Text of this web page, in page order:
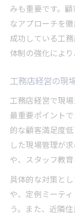
みも重要です。
なアプローチを
成功している工
体制の強化によ
工務店経営の現
工務店経営で現
最重要ポイント
的な顧客満足度
した現場管理が
や、スタッフ教育
具体的な対策と
や、定例ミーテ
う。また、近隣